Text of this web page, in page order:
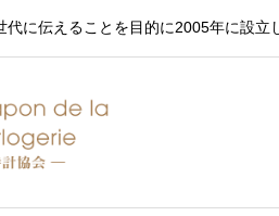
に伝えることを目的に2005年に設